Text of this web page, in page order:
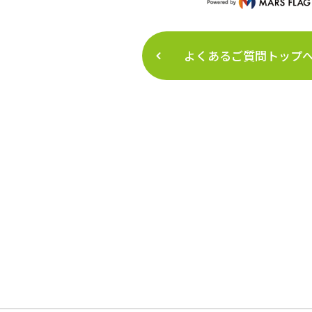
よくあるご質問トップ